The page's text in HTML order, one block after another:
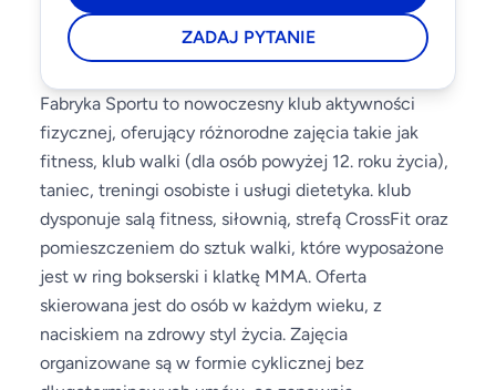
ZADAJ PYTANIE
Fabryka Sportu to nowoczesny klub aktywności
fizycznej, oferujący różnorodne zajęcia takie jak
fitness, klub walki (dla osób powyżej 12. roku życia),
taniec, treningi osobiste i usługi dietetyka. klub
dysponuje salą fitness, siłownią, strefą CrossFit oraz
pomieszczeniem do sztuk walki, które wyposażone
jest w ring bokserski i klatkę MMA. Oferta
skierowana jest do osób w każdym wieku, z
naciskiem na zdrowy styl życia. Zajęcia
organizowane są w formie cyklicznej bez